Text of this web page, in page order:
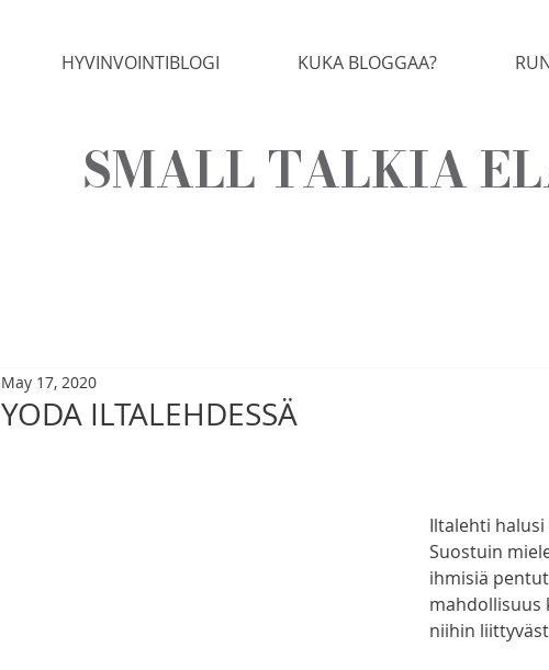
HYVINVOINTIBLOGI KUKA BLOGGAA?
SMALL TALKIA
YODA ILTALEHDESSÄ
May 17, 2020
Iltalehti
Suostuin
ihmisiä
mahdollisuus
niihin